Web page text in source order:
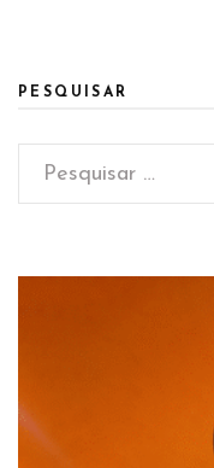
PESQUISAR
Pesquisar
por: